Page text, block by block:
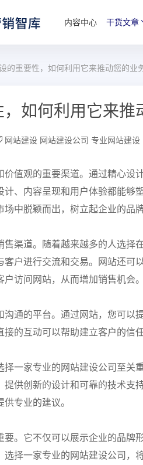
内容中心 干货文章
的重要性，如何利用它来推动您的业
如何利用它来推
网站建设 网站建设公司 专业网站建设
值观的重要渠道。通过精心设
、内容呈现和用户体验都能够
中脱颖而出，树立起企业的品牌
渠道。随着越来越多的人选择
户进行交流和交易。网站还可
访问网站，从而增加销售机会。
通的平台。通过网站，您可以
的互动可以帮助建立客户的信
择一家专业的网站建设公司至关
供创新的设计和可靠的技术支
专业的建议。
。它不仅可以展示企业的品牌
择一家专业的网站建设公司，